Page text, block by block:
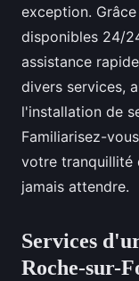
exception.
disponibles 24/
assistance
divers services,
l'installation de
Familiarisez-
votre tranquillité
jamais attendre.
Services
Roche-sur-